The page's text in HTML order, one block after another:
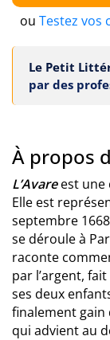
ou Testez vos
Le Petit
par des
À propos
L’Avareest une
Elle est
septembre
se déroule à
raconte
par l’argent,
ses deux
finalement gain
qui advient au